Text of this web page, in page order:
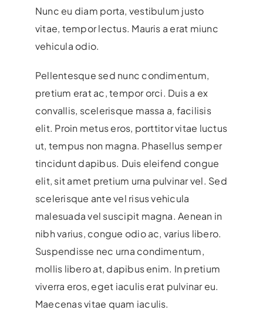
Nunc eu diam porta, vestibulum justo
vitae, tempor lectus. Mauris a erat miunc
vehicula odio.
Pellentesque sed nunc condimentum,
pretium erat ac, tempor orci. Duis a ex
convallis, scelerisque massa a, facilisis
elit. Proin metus eros, porttitor vitae luctus
ut, tempus non magna. Phasellus semper
tincidunt dapibus. Duis eleifend congue
elit, sit amet pretium urna pulvinar vel. Sed
scelerisque ante vel risus vehicula
malesuada vel suscipit magna. Aenean in
nibh varius, congue odio ac, varius libero.
Suspendisse nec urna condimentum,
mollis libero at, dapibus enim. In pretium
viverra eros, eget iaculis erat pulvinar eu.
Maecenas vitae quam iaculis.